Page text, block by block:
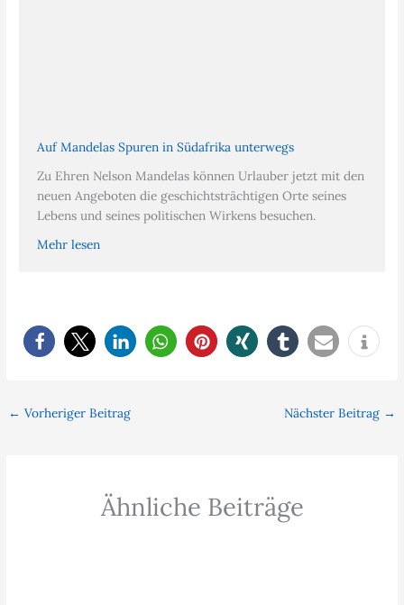
Auf Mandelas Spuren in Südafrika unterwegs
Zu Ehren Nelson Mandelas können Urlauber jetzt mit den
neuen Angeboten die geschichtsträchtigen Orte seines
Lebens und seines politischen Wirkens besuchen.
Mehr lesen
← Vorheriger Beitrag Nächster Beitrag →
Ähnliche Beiträge